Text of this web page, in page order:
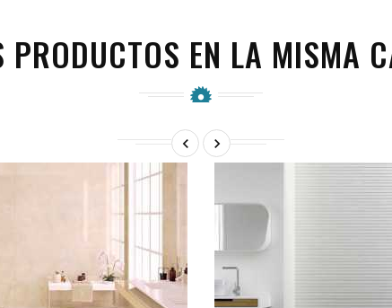
EN LA MISMA
 